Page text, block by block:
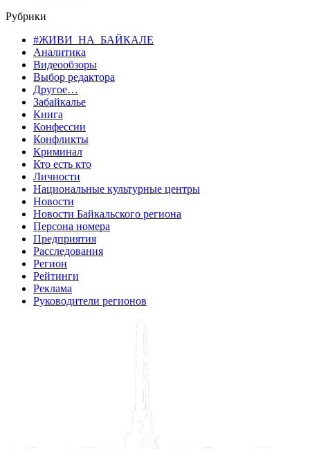
Рубрики
#ЖИВИ_НА_БАЙКАЛЕ
Аналитика
Видеообзоры
Выбор редактора
Другое…
Забайкалье
Книга
Конфессии
Конфликты
Криминал
Кто есть кто
Личности
Национальные культурные центры
Новости
Новости Байкальского региона
Персона номера
Предприятия
Расследования
Регион
Рейтинги
Реклама
Руководители регионов